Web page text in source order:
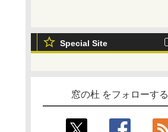
Special Site
窓の杜 をフォローする